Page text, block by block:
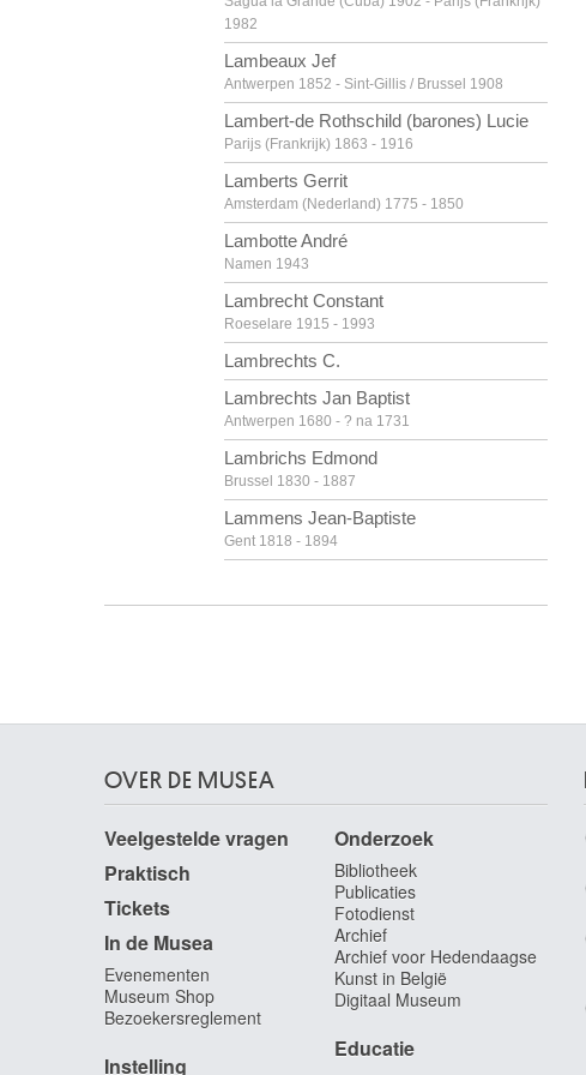
1982
Lambeaux Jef
Antwerpen 1852 - Sint-Gillis / Brussel 1908
Lambert-de Rothschild (barones) Lucie
Parijs (Frankrijk) 1863 - 1916
Lamberts Gerrit
Amsterdam (Nederland) 1775 - 1850
Lambotte André
Namen 1943
Lambrecht Constant
Roeselare 1915 - 1993
Lambrechts C.
Lambrechts Jan Baptist
Antwerpen 1680 - ? na 1731
Lambrichs Edmond
Brussel 1830 - 1887
Lammens Jean-Baptiste
Gent 1818 - 1894
Antwerpen 1828 - 1911
Gent 1922 - Heusden / Destelbergen 2024
Gent 1884 - Brussel 1946
1892 - Montdidier (Frankrijk) 1918
Langendijk Dirk
Rotterdam (Nederland) 1748 - 1805
Lapicque Charles
Theizé, Rhône (Frankrijk) 1898 -¨Parijs (Frankrijk)
OVER DE MUSEA
Veelgestelde vragen
Praktisch
Tickets
In de Musea
Evenementen
Museum Shop
Bezoekersreglement
Instelling
Onderzoek
Bibliotheek
Publicaties
Fotodienst
Archief
Archief voor Hedendaagse
Kunst in België
Digitaal Museum
Educatie